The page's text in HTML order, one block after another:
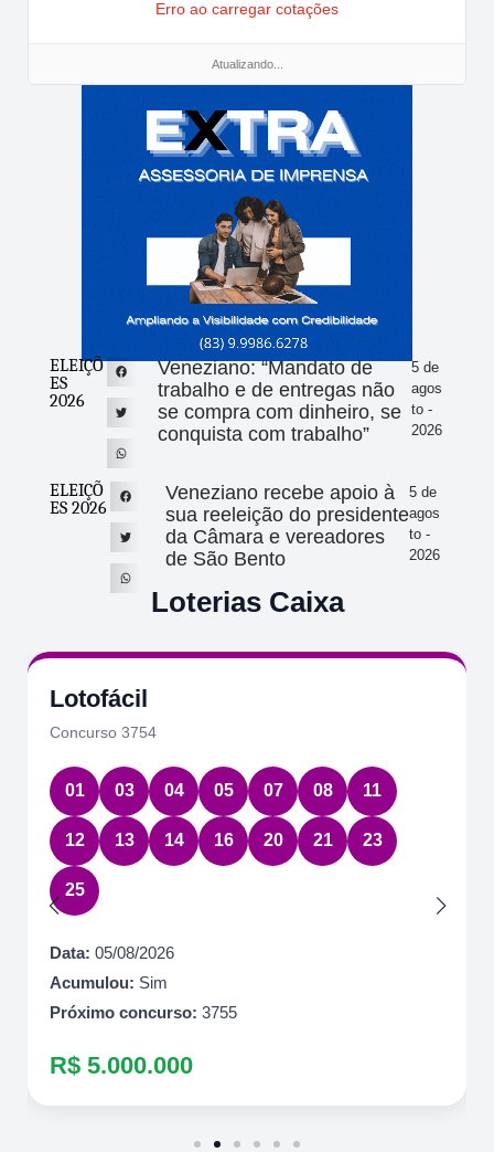
Erro ao carregar cotações
Atualizando...
ELEIÇÕ
ES
2026
Veneziano: “Mandato de
trabalho e de entregas não
se compra com dinheiro, se
conquista com trabalho”
5 de
agos
to -
2026
ELEIÇÕ
ES 2026
Veneziano recebe apoio à
sua reeleição do presidente
da Câmara e vereadores
de São Bento
5 de
agos
to -
2026
Loterias Caixa
Lotofácil
Concurso 3754
01 03 04 05 07 08 11
12 13 14 16 20 21 23
25
Data: 05/08/2026
Acumulou: Sim
Próximo concurso: 3755
R$ 5.000.000